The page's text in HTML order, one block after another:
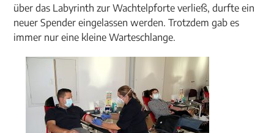
über das Labyrinth zur Wachtelpforte verließ, durfte ein
neuer Spender eingelassen werden. Trotzdem gab es
immer nur eine kleine Warteschlange.